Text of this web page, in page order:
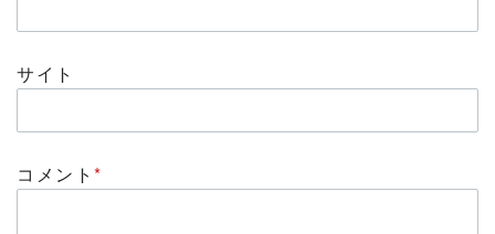
サイト
コメント*